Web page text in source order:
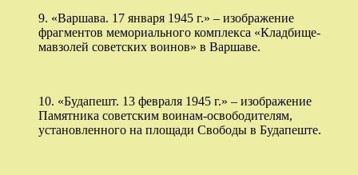
9. «Варшава. 17 января 1945 г.» – изображение
фрагментов мемориального комплекса «Кладбище-
мавзолей советских воинов» в Варшаве.
10. «Будапешт. 13 февраля 1945 г.» – изображение
Памятника советским воинам-освободителям,
установленного на площади Свободы в Будапеште.